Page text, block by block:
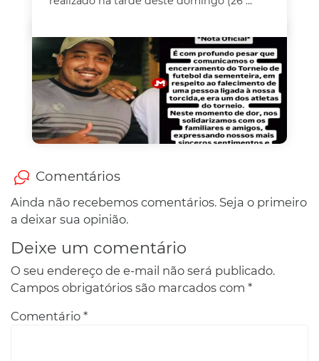
Comentários
Ainda não recebemos comentários. Seja o primeiro
a deixar sua opinião.
Deixe um comentário
O seu endereço de e-mail não será publicado.
Campos obrigatórios são marcados com *
Comentário *